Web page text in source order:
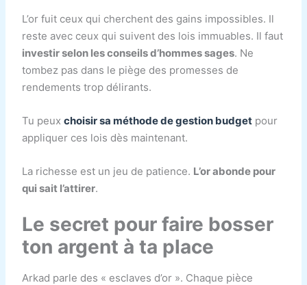
L’or fuit ceux qui cherchent des gains impossibles. Il
reste avec ceux qui suivent des lois immuables. Il faut
investir selon les conseils d’hommes sages. Ne
tombez pas dans le piège des promesses de
rendements trop délirants.
Tu peuxchoisir sa méthode de gestion budget pour
appliquer ces lois dès maintenant.
La richesse est un jeu de patience. L’or abonde pour
qui sait l’attirer.
Le secret pour faire bosser
ton argent à ta place
Arkad parle des « esclaves d’or ». Chaque pièce